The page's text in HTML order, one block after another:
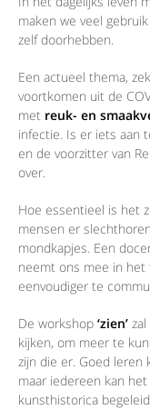
maken we veel
zelf doorhebben.
Een actueel thema,
voortkomen uit de
met reuk- en
infectie. Is er iets aan
en de voorzitter van
over.
Hoe essentieel is het
mensen er
mondkapjes. Een
neemt ons mee in het
eenvoudiger te
De workshop ‘zien’
kijken, om meer te
zijn die er. Goed leren
maar iedereen kan
kunsthistorica